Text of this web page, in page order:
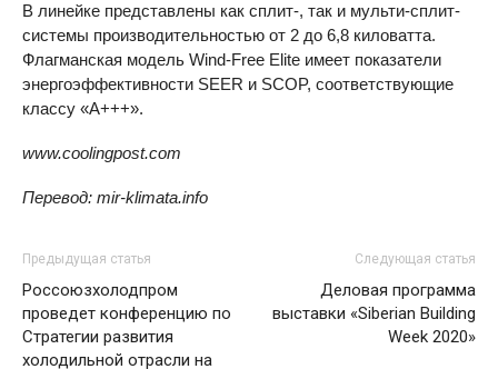
В линейке представлены как сплит-, так и мульти-сплит-
системы производительностью от 2 до 6,8 киловатта.
Флагманская модель Wind-Free Elite имеет показатели
энергоэффективности SEER и SCOP, соответствующие
классу «A+++».
www.coolingpost.com
Перевод: mir-klimata.info
Предыдущая статья
Россоюзхолодпром
проведет конференцию по
Стратегии развития
холодильной отрасли на
Следующая статья
Деловая программа
выставки «Siberian Building
Week 2020»